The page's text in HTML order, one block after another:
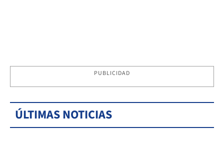
PUBLICIDAD
ÚLTIMAS NOTICIAS